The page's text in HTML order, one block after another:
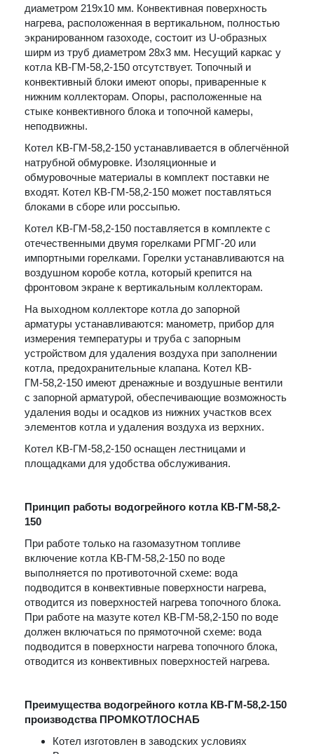
диаметром 219х10 мм. Конвективная поверхность
нагрева, расположенная в вертикальном, полностью
экранированном газоходе, состоит из U-образных
ширм из труб диаметром 28х3 мм. Несущий каркас у
котла КВ-ГМ-58,2-150 отсутствует. Топочный и
конвективный блоки имеют опоры, приваренные к
нижним коллекторам. Опоры, расположенные на
стыке конвективного блока и топочной камеры,
неподвижны.
Котел КВ-ГМ-58,2-150 устанавливается в облегчённой
натрубной обмуровке. Изоляционные и
обмуровочные материалы в комплект поставки не
входят. Котел КВ-ГМ-58,2-150 может поставляться
блоками в сборе или россыпью.
Котел КВ-ГМ-58,2-150 поставляется в комплекте с
отечественными двумя горелками РГМГ-20 или
импортными горелками. Горелки устанавливаются на
воздушном коробе котла, который крепится на
фронтовом экране к вертикальным коллекторам.
На выходном коллекторе котла до запорной
арматуры устанавливаются: манометр, прибор для
измерения температуры и труба с запорным
устройством для удаления воздуха при заполнении
котла, предохранительные клапана. Котел КВ-
ГМ-58,2-150 имеют дренажные и воздушные вентили
с запорной арматурой, обеспечивающие возможность
удаления воды и осадков из нижних участков всех
элементов котла и удаления воздуха из верхних.
Котел КВ-ГМ-58,2-150 оснащен лестницами и
площадками для удобства обслуживания.
Принцип работы водогрейного котла КВ-ГМ-58,2-
150
При работе только на газомазутном топливе
включение котла КВ-ГМ-58,2-150 по воде
выполняется по противоточной схеме: вода
подводится в конвективные поверхности нагрева,
отводится из поверхностей нагрева топочного блока.
При работе на мазуте котел КВ-ГМ-58,2-150 по воде
должен включаться по прямоточной схеме: вода
подводится в поверхности нагрева топочного блока,
отводится из конвективных поверхностей нагрева.
Преимущества водогрейного котла КВ-ГМ-58,2-150
производства ПРОМКОТЛОСНАБ
Котел изготовлен в заводских условиях